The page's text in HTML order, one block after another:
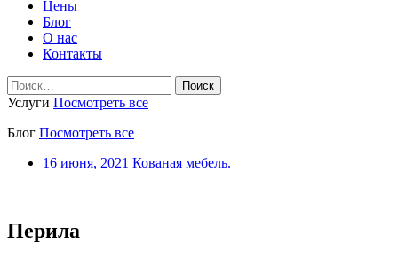
Цены
Блог
О нас
Контакты
Найти:
Услуги Посмотреть все
Блог Посмотреть все
16 июня, 2021 Кованая мебель.
Перила